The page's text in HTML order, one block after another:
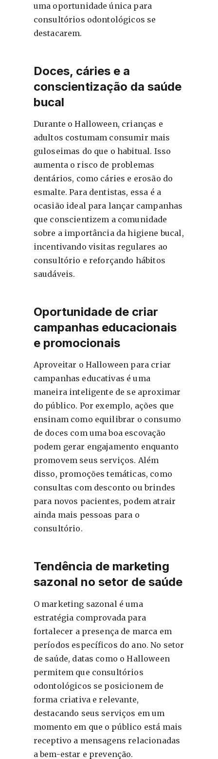
uma oportunidade única para
consultórios odontológicos se
destacarem.
Doces, cáries e a
conscientização da saúde
bucal
Durante o Halloween, crianças e
adultos costumam consumir mais
guloseimas do que o habitual. Isso
aumenta o risco de problemas
dentários, como cáries e erosão do
esmalte. Para dentistas, essa é a
ocasião ideal para lançar campanhas
que conscientizem a comunidade
sobre a importância da higiene bucal,
incentivando visitas regulares ao
consultório e reforçando hábitos
saudáveis.
Oportunidade de criar
campanhas educacionais
e promocionais
Aproveitar o Halloween para criar
campanhas educativas é uma
maneira inteligente de se aproximar
do público. Por exemplo, ações que
ensinam como equilibrar o consumo
de doces com uma boa escovação
podem gerar engajamento enquanto
promovem seus serviços. Além
disso, promoções temáticas, como
consultas com desconto ou brindes
para novos pacientes, podem atrair
ainda mais pessoas para o
consultório.
Tendência de marketing
sazonal no setor de saúde
O marketing sazonal é uma
estratégia comprovada para
fortalecer a presença de marca em
períodos específicos do ano. No setor
de saúde, datas como o Halloween
permitem que consultórios
odontológicos se posicionem de
forma criativa e relevante,
destacando seus serviços em um
momento em que o público está mais
receptivo a mensagens relacionadas
a bem-estar e prevenção.